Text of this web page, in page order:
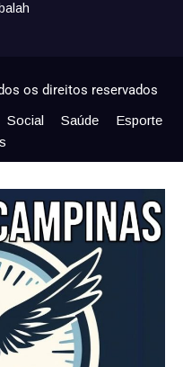
os direitos reservados
Social Saúde
Esporte